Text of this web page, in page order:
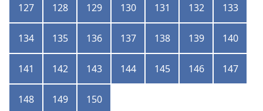
127 128 129 130 131 132 133
134 135 136 137 138 139 140
141 142 143 144 145 146 147
148 149 150